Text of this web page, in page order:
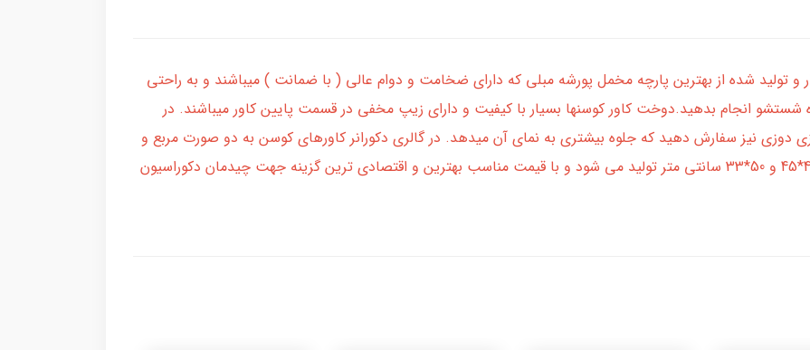
و تولید شده از بهترین پارچه مخمل پورشه مبلی که دارای ضخامت و دوام عالی ( با ضمانت ) میباشند و به راحتی
شستشو انجام بدهید.دوخت کاور کوسنها بسیار با کیفیت و دارای زیپ مخفی در قسمت پایین کاور میباشند. در
دوزی نیز سفارش دهید که جلوه بیشتری به نمای آن میدهد. در گالری دکورانر کاورهای کوسن به دو صورت مربع و
مستطیل و در ابعاد استاندارد 35*35، 40*40، 45*45 و 50*33 سانتی متر تولید می شود و با قیمت مناسب بهترین و اقتصادی ترین گزینه جهت چیدمان دکوراسیون